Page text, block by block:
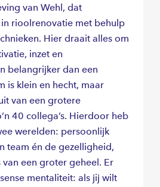
van Wehl, dat
rioolrenovatie met behulp
Hier draait alles om
inzet en
belangrijker dan een
is klein en hecht, maar
van een grotere
40 collega’s. Hierdoor heb
werelden: persoonlijk
team én de gezelligheid,
een groter geheel. Er
mentaliteit: als jij wilt